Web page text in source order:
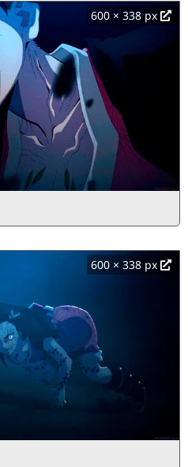
600 × 338 px
600 × 338 px